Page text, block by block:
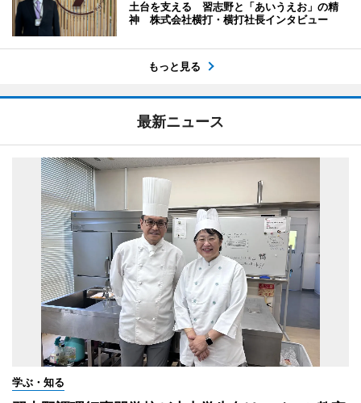
土台を支える 習志野と「あいうえお」の精
神 株式会社横打・横打社長インタビュー
もっと見る
最新ニュース
学ぶ・知る